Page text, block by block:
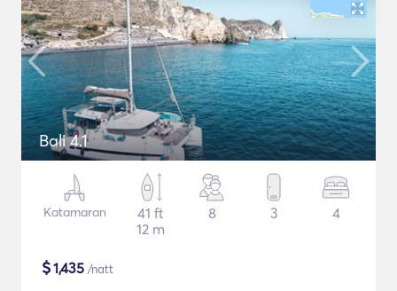
Bali 4.1
Katamaran
41 ft
12 m
8 3 4
$1,435 /natt